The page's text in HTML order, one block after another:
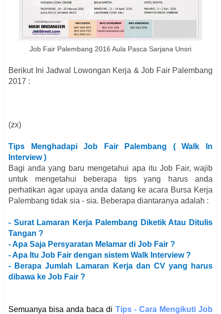
Job Fair Palembang 2016 Aula Pasca Sarjana Unsri
Berikut Ini Jadwal Lowongan Kerja & Job Fair Palembang
2017 :
(zx)
Tips Menghadapi Job Fair Palembang ( Walk In
Interview )
Bagi anda yang baru mengetahui apa itu Job Fair, wajib
untuk mengetahui beberapa tips yang harus anda
perhatikan agar upaya anda datang ke acara Bursa Kerja
Palembang tidak sia - sia. Beberapa diantaranya adalah :
- Surat Lamaran Kerja Palembang Diketik Atau Ditulis
Tangan ?
- Apa Saja Persyaratan Melamar di Job Fair ?
- Apa Itu Job Fair dengan sistem Walk Interview ?
- Berapa Jumlah Lamaran Kerja dan CV yang harus
dibawa ke Job Fair ?
Semuanya bisa anda baca di Tips - Cara Mengikuti Job